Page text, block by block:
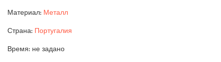
Материал: Металл
Страна: Португалия
Время: не задано